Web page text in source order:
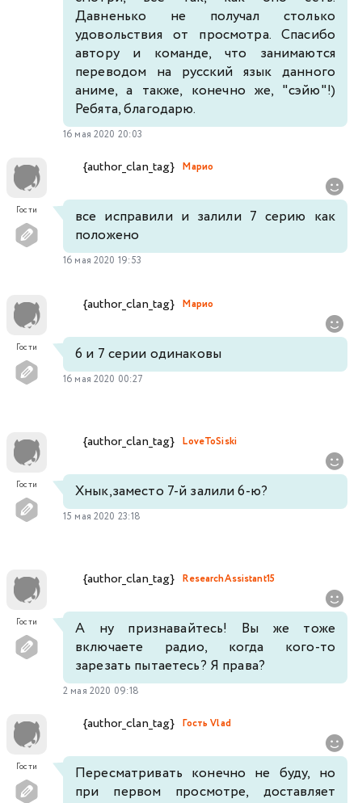
Давненько не получал столько
удовольствия от просмотра. Спасибо
автору и команде, что занимаются
переводом на русский язык данного
аниме, а также, конечно же, "сэйю"!)
Ребята, благодарю.
16 мая 2020 20:03
Гости
{author_clan_tag} Марио
все исправили и залили 7 серию как
положено
16 мая 2020 19:53
Гости
{author_clan_tag} Марио
6 и 7 серии одинаковы
16 мая 2020 00:27
Гости
{author_clan_tag} LoveToSiski
Хнык,заместо 7-й залили 6-ю?
15 мая 2020 23:18
Гости
{author_clan_tag} ResearchAssistant15
А ну признавайтесь! Вы же тоже
включаете радио, когда кого-то
зарезать пытаетесь? Я права?
2 мая 2020 09:18
Гости
{author_clan_tag} Гость Vlad
Пересматривать конечно не буду, но
при первом просмотре, доставляет